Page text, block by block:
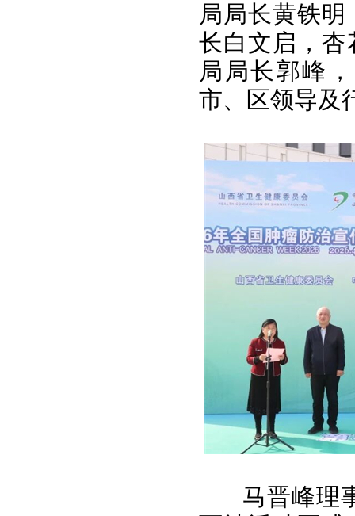
局局长黄铁
长白文启，杏
局局长郭峰
市、区领导及
马晋峰理